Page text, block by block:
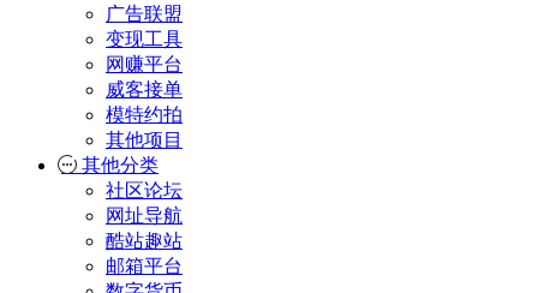
广告联盟
变现工具
网赚平台
威客接单
模特约拍
其他项目
其他分类
社区论坛
网址导航
酷站趣站
邮箱平台